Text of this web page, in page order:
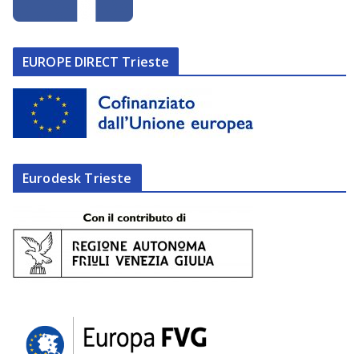
EUROPE DIRECT Trieste
Eurodesk Trieste